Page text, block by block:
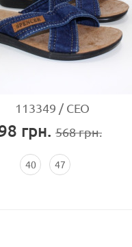
113349 CEO
грн. 568грн.
40 47